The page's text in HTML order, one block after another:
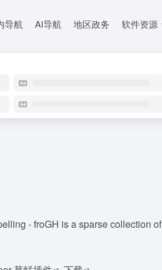
导航 AI导航 地区政务 软件资源
- froGH is a sparse collection